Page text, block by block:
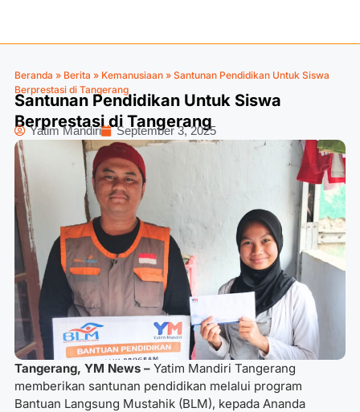
Beranda » Berita » Kemanusiaan » Santunan Pendidikan Untuk Siswa
Berprestasi di Tangerang
Santunan Pendidikan Untuk Siswa
Berprestasi di Tangerang
Yatim Mandiri September 3, 2025
Tangerang, YM News – Yatim Mandiri Tangerang
memberikan santunan pendidikan melalui program
Bantuan Langsung Mustahik (BLM), kepada Ananda